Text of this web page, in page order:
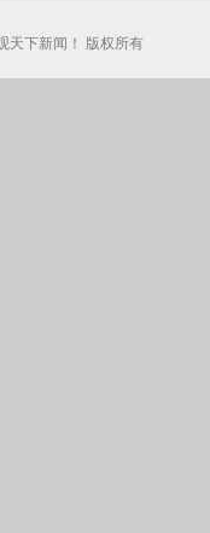
天下新闻！ 版权所有